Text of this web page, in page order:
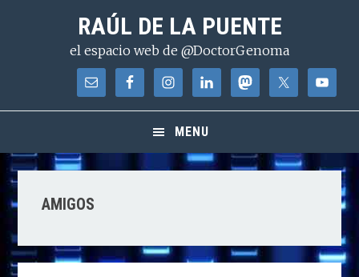
contenido
RAÚL DE LA PUENTE
el espacio web de @DoctorGenoma
MENU
AMIGOS